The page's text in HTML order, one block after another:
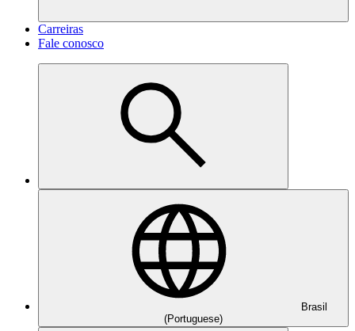
Carreiras
Fale conosco
Brasil
(Portuguese)